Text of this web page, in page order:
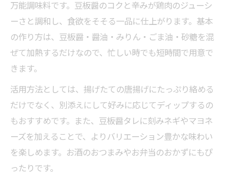
万能調味料です。豆板醤のコクと辛みが鶏肉のジューシ
ーさと調和し、食欲をそそる一品に仕上がります。基本
の作り方は、豆板醤・醤油・みりん・ごま油・砂糖を混
ぜて加熱するだけなので、忙しい時でも短時間で用意で
きます。
活用方法としては、揚げたての唐揚げにたっぷり絡める
だけでなく、別添えにして好みに応じてディップするの
もおすすめです。また、豆板醤タレに刻みネギやマヨネ
ーズを加えることで、よりバリエーション豊かな味わい
を楽しめます。お酒のおつまみやお弁当のおかずにもぴ
ったりです。